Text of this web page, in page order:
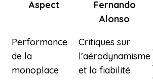
Aspect
Fernando
Alonso
Performance
de la
monoplace
Critiques sur
l’aérodynamisme
et la fiabilité